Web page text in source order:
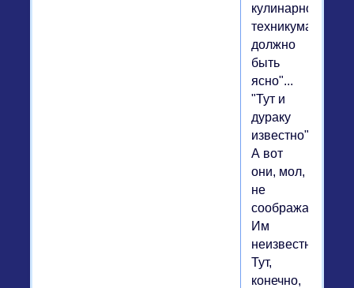
кулинарного
техникума
должно
быть
ясно"...
"Тут и
дураку
известно"...
А вот
они, мол,
не
соображали!
Им
неизвестно!..
Тут,
конечно,